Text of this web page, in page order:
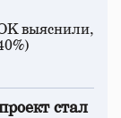
выяснили,
стал